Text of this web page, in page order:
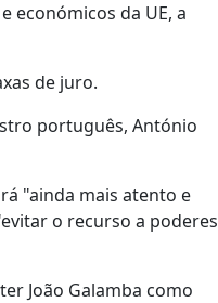
económicos da UE, a
de juro.
português, António
"ainda mais atento e
o recurso a poderes
João Galamba como